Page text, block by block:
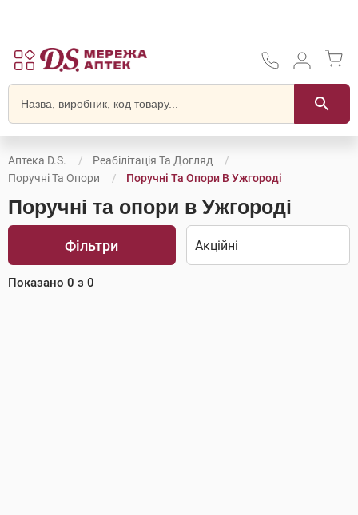
Аптека D.S.
Реабілітація Та Догляд
Поручні Та Опори
Поручні Та Опори В Ужгороді
Поручні та опори в Ужгороді
Фільтри
Показано 0 з 0